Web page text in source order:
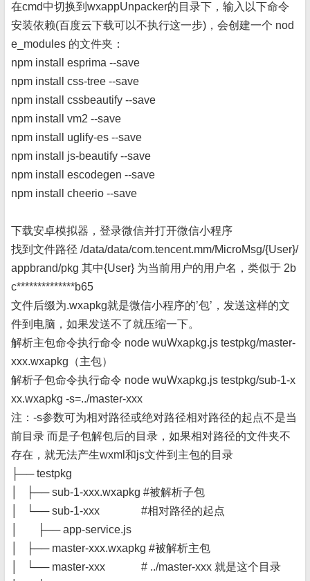
在cmd中切换到wxappUnpacker的目录下，输入以下命令
安装依赖(百度云下载可以不执行这一步)，会创建一个 nod
e_modules 的文件夹：
npm install esprima --save
npm install css-tree --save
npm install cssbeautify --save
npm install vm2 --save
npm install uglify-es --save
npm install js-beautify --save
npm install escodegen --save
npm install cheerio --save
下载安卓模拟器，登录微信并打开微信小程序
找到文件路径 /data/data/com.tencent.mm/MicroMsg/{User}/
appbrand/pkg 其中{User} 为当前用户的用户名，类似于 2b
c**************b65
文件后缀为.wxapkg就是微信小程序的’包’，发送这样的文
件到电脑，如果发送不了就压缩一下。
解析主包命令执行命令 node wuWxapkg.js testpkg/master-
xxx.wxapkg（主包）
解析子包命令执行命令 node wuWxapkg.js testpkg/sub-1-x
xx.wxapkg -s=../master-xxx
注：-s参数可为相对路径或绝对路径相对路径的起点不是当
前目录 而是子包解包后的目录，如果相对路径的文件夹不
存在，就无法产生wxml和js文件到主包的目录
├── testpkg
│ ├── sub-1-xxx.wxapkg #被解析子包
│ └── sub-1-xxx #相对路径的起点
│ ├── app-service.js
│ ├── master-xxx.wxapkg #被解析主包
│ └── master-xxx # ../master-xxx 就是这个目录